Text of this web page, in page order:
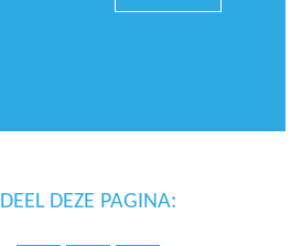
DEEL DEZE PAGINA: